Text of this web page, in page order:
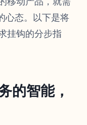
心态。以下是将
挂钩的分步指
的智能，